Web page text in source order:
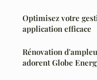
Optimisez votre
application efficace
Rénovation
adorent Globe